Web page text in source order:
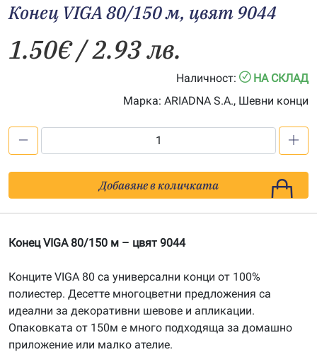
Конец VIGA 80/150 м, цвят 9044
1.50€/ 2.93 лв.
Наличност:
НА СКЛАД
Марка: ARIADNA S.A., Шевни конци
VIGA
80/150
цвят
Добавяне в количката
Конец VIGA 80/150 м – цвят 9044
Конците VIGA 80 са универсални конци от 100%
полиестер. Десетте многоцветни предложения са
идеални за декоративни шевове и апликации.
Опаковката от 150м е много подходяща за домашно
приложение или малко ателие.